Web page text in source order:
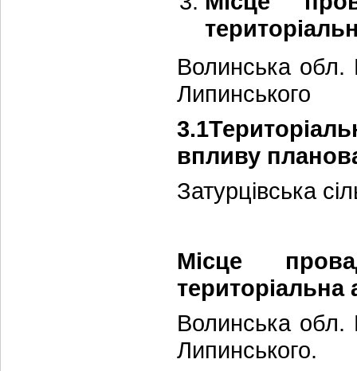
Волинська обл.
Липинського
впливу
Затурцівська
Місце
територіальна
Волинська обл.
Липинського.